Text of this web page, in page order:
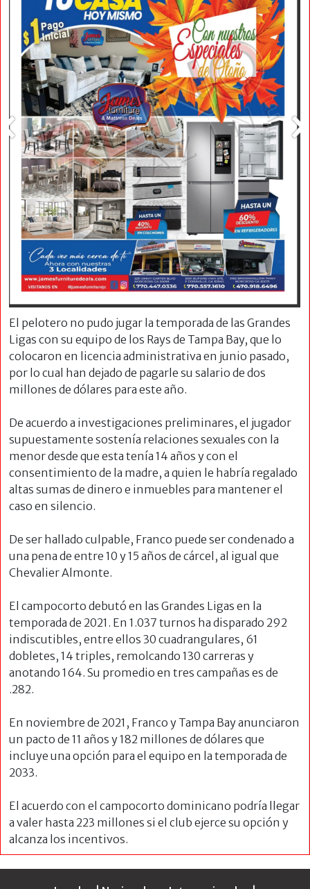
El pelotero no pudo jugar la temporada de las Grandes
Ligas con su equipo de los Rays de Tampa Bay, que lo
colocaron en licencia administrativa en junio pasado,
por lo cual han dejado de pagarle su salario de dos
millones de dólares para este año.
De acuerdo a investigaciones preliminares, el jugador
supuestamente sostenía relaciones sexuales con la
menor desde que esta tenía 14 años y con el
consentimiento de la madre, a quien le habría regalado
altas sumas de dinero e inmuebles para mantener el
caso en silencio.
De ser hallado culpable, Franco puede ser condenado a
una pena de entre 10 y 15 años de cárcel, al igual que
Chevalier Almonte.
El campocorto debutó en las Grandes Ligas en la
temporada de 2021. En 1.037 turnos ha disparado 292
indiscutibles, entre ellos 30 cuadrangulares, 61
dobletes, 14 triples, remolcando 130 carreras y
anotando 164. Su promedio en tres campañas es de
.282.
En noviembre de 2021, Franco y Tampa Bay anunciaron
un pacto de 11 años y 182 millones de dólares que
incluye una opción para el equipo en la temporada de
2033.
El acuerdo con el campocorto dominicano podría llegar
a valer hasta 223 millones si el club ejerce su opción y
alcanza los incentivos.